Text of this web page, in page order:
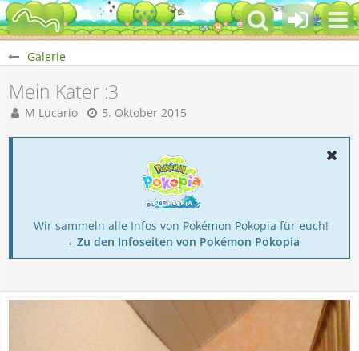
Galerie
Mein Kater :3
M Lucario 5. Oktober 2015
Wir sammeln alle Infos von Pokémon Pokopia für euch!
→ Zu den Infoseiten von Pokémon Pokopia